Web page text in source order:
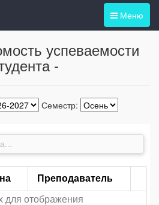
Меню
успеваемости
-
Семестр:
Преподаватель
для отображения